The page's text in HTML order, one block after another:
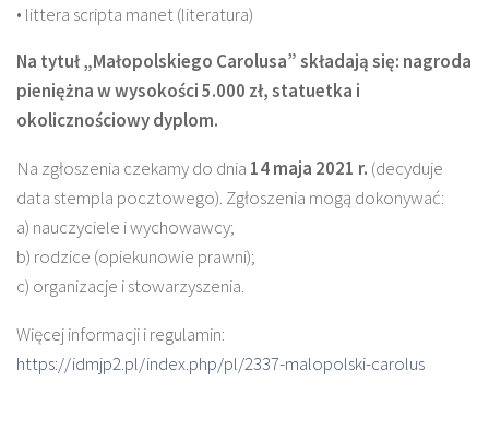
• littera scripta manet (literatura)
Na tytuł „Małopolskiego Carolusa” składają się: nagroda
pieniężna w wysokości 5.000 zł, statuetka i
okolicznościowy dyplom.
Na zgłoszenia czekamy do dnia 14 maja 2021 r. (decyduje
data stempla pocztowego). Zgłoszenia mogą dokonywać:
a) nauczyciele i wychowawcy;
b) rodzice (opiekunowie prawni);
c) organizacje i stowarzyszenia.
Więcej informacji i regulamin:
https://idmjp2.pl/index.php/pl/2337-malopolski-carolus